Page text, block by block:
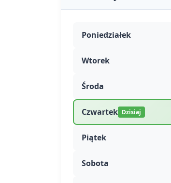
Poniedziałek
Wtorek
Środa
Czwartek Dzisiaj
Piątek
Sobota